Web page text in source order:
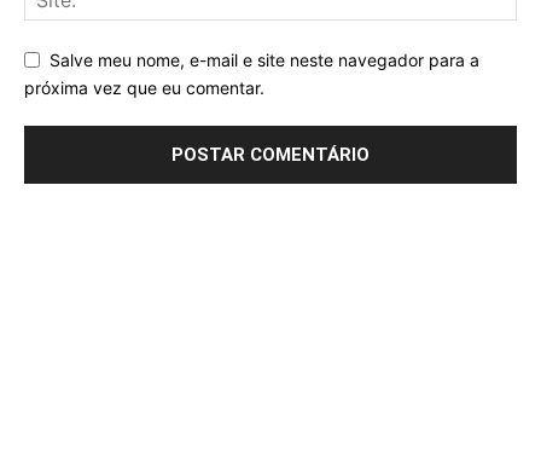
Salve meu nome, e-mail e site neste navegador para a
próxima vez que eu comentar.